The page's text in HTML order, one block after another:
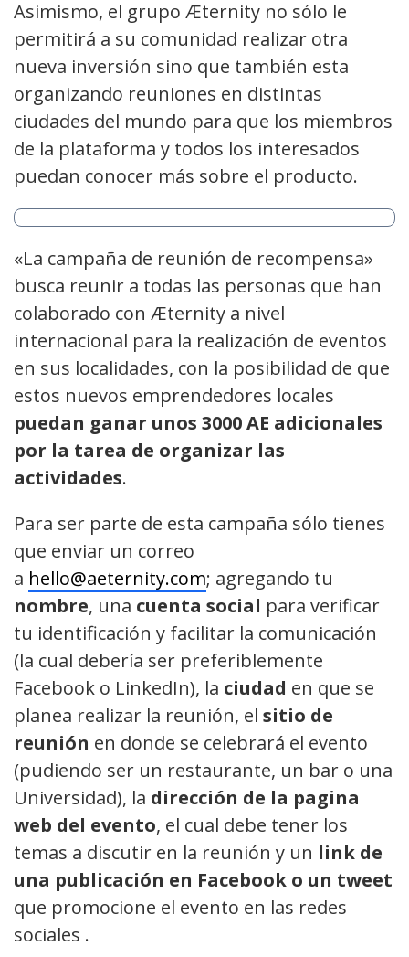
Asimismo, el grupo Æternity no sólo le
permitirá a su comunidad realizar otra
nueva inversión sino que también esta
organizando reuniones en distintas
ciudades del mundo para que los miembros
de la plataforma y todos los interesados
puedan conocer más sobre el producto.
«La campaña de reunión de recompensa»
busca reunir a todas las personas que han
colaborado con Æternity a nivel
internacional para la realización de eventos
en sus localidades, con la posibilidad de que
estos nuevos emprendedores locales
puedan ganar unos 3000 AE adicionales
por la tarea de organizar las
actividades.
Para ser parte de esta campaña sólo tienes
que enviar un correo
a hello@aeternity.com; agregando tu
nombre, una cuenta social para verificar
tu identificación y facilitar la comunicación
(la cual debería ser preferiblemente
Facebook o LinkedIn), la ciudad en que se
planea realizar la reunión, el sitio de
reunión en donde se celebrará el evento
(pudiendo ser un restaurante, un bar o una
Universidad), la dirección de la pagina
web del evento, el cual debe tener los
temas a discutir en la reunión y un link de
una publicación en Facebook o un tweet
que promocione el evento en las redes
sociales .